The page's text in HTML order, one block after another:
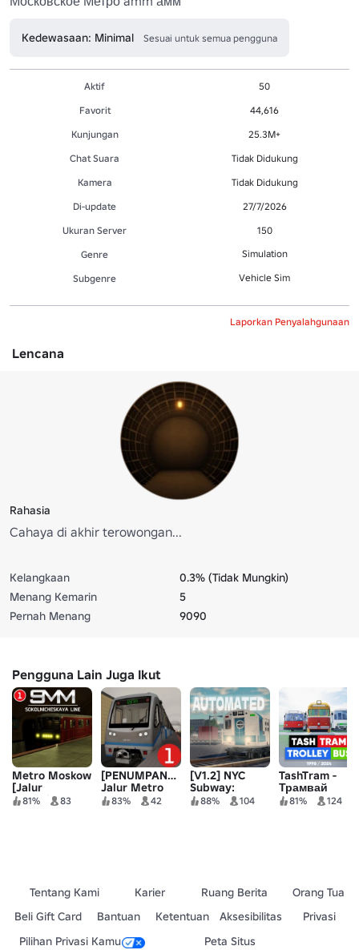
Kedewasaan: Minimal Sesuai untuk semua pengguna
Aktif
50
Favorit
44,616
Kunjungan
25.3M+
Chat Suara
Tidak Didukung
Kamera
Tidak Didukung
Di-update
27/7/2026
Ukuran Server
150
Genre
Simulation
Subgenre Vehicle Sim
Laporkan Penyalahgunaan
Lencana
Rahasia
Cahaya di akhir terowongan...
Kelangkaan
0.3% (Tidak Mungkin)
Menang Kemarin
5
Pernah Menang
9090
Pengguna Lain Juga Ikut
Metro Moskow
[Jalur
81% 83
[PENUMPANG!]
Jalur Metro
Krasnoyarsk 1
83% 42
[V1.2] NYC
Subway:
Otomatis
88% 104
TashTram -
Трамвай
Ташкента
81% 124
Tentang Kami Karier Ruang Berita
Orang Tua
Beli Gift Card
Bantuan Ketentuan Aksesibilitas
Privasi
Pilihan Privasi Kamu
Peta Situs